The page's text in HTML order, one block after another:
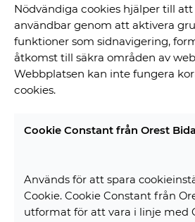
Nödvändiga cookies hjälper till
användbar genom att aktivera
funktioner som sidnavigering,
åtkomst till säkra områden av
Webbplatsen kan inte fungera
cookies.
Cookie Constant från Orest Bida
Används för att spara
Cookie. Cookie Constant från
utformat för att vara i linje med